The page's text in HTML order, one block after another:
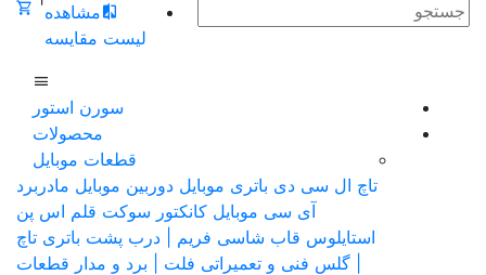
مشاهده
لیست مقایسه
سورن استور
محصولات
قطعات موبایل
تاچ ال سی دی باتری موبایل دوربین موبایل مادربرد
آی سی موبایل کانکتور سوکت قلم اس پن
استایلوس قاب شاسی فریم | درب پشت باتری تاچ
| گلس فنی و تعمیراتی فلت | برد و مدار قطعات